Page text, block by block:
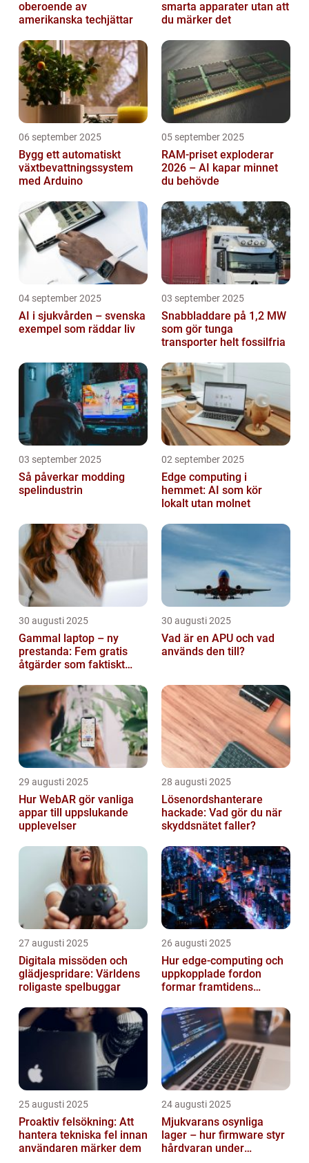
oberoende av
amerikanska techjättar
smarta apparater utan att
du märker det
06 september 2025
Bygg ett automatiskt
växtbevattningssystem
med Arduino
05 september 2025
RAM-priset exploderar
2026 – AI kapar minnet
du behövde
04 september 2025
AI i sjukvården – svenska
exempel som räddar liv
03 september 2025
Snabbladdare på 1,2 MW
som gör tunga
transporter helt fossilfria
03 september 2025
Så påverkar modding
spelindustrin
02 september 2025
Edge computing i
hemmet: AI som kör
lokalt utan molnet
30 augusti 2025
Gammal laptop – ny
prestanda: Fem gratis
åtgärder som faktiskt
30 augusti 2025
Vad är en APU och vad
används den till?
29 augusti 2025
Hur WebAR gör vanliga
appar till uppslukande
upplevelser
28 augusti 2025
Lösenordshanterare
hackade: Vad gör du när
skyddsnätet faller?
27 augusti 2025
Digitala missöden och
glädjespridare: Världens
roligaste spelbuggar
26 augusti 2025
Hur edge‑computing och
uppkopplade fordon
formar framtidens
25 augusti 2025
Proaktiv felsökning: Att
hantera tekniska fel innan
användaren märker dem
24 augusti 2025
Mjukvarans osynliga
lager – hur firmware styr
hårdvaran under